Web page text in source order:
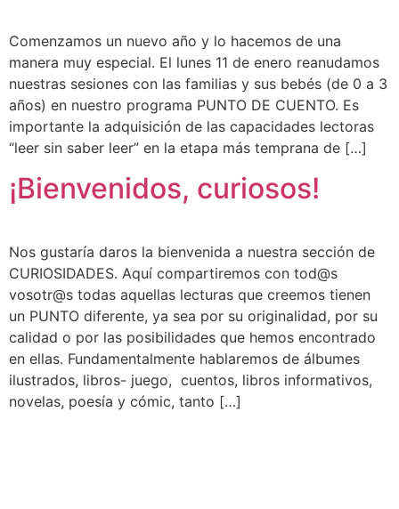
Comenzamos un nuevo año y lo hacemos de una
manera muy especial. El lunes 11 de enero reanudamos
nuestras sesiones con las familias y sus bebés (de 0 a 3
años) en nuestro programa PUNTO DE CUENTO. Es
importante la adquisición de las capacidades lectoras
“leer sin saber leer” en la etapa más temprana de […]
¡Bienvenidos, curiosos!
Nos gustaría daros la bienvenida a nuestra sección de
CURIOSIDADES. Aquí compartiremos con tod@s
vosotr@s todas aquellas lecturas que creemos tienen
un PUNTO diferente, ya sea por su originalidad, por su
calidad o por las posibilidades que hemos encontrado
en ellas. Fundamentalmente hablaremos de álbumes
ilustrados, libros- juego, cuentos, libros informativos,
novelas, poesía y cómic, tanto […]